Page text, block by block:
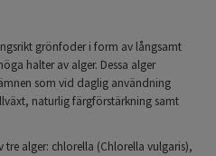
grönfoder i form av långsamt
halter av alger. Dessa alger
som vid daglig användning
naturlig färgförstärkning samt
tre alger: chlorella (Chlorella vulgaris),